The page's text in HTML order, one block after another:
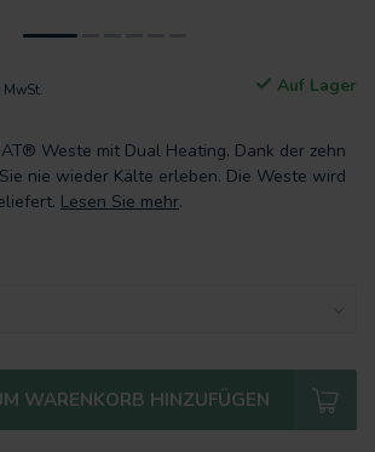
MwSt. Auf Lager
Weste mit Dual Heating. Dank der zehn
nie wieder Kälte erleben. Die Weste wird
Lesen Sie mehr.
WARENKORB HINZUFÜGEN